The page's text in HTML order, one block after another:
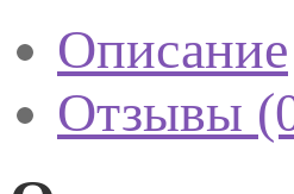
Описание
Отзывы